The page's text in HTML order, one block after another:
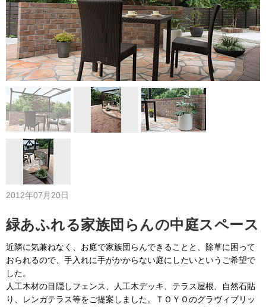
2012年07月20日
緑あふれる家族団らんの中庭スペース
近隣に気兼ねなく、お庭で家族団らんできることと、除草に困って
おられるので、手入れに手がかからない庭にしたいというご希望で
した。
人工木材の目隠しフェンス、人工木デッキ、テラス屋根、自然石貼
り、レンガテラス等をご提案しました。ＴＯＹＯのグラヴィブリッ